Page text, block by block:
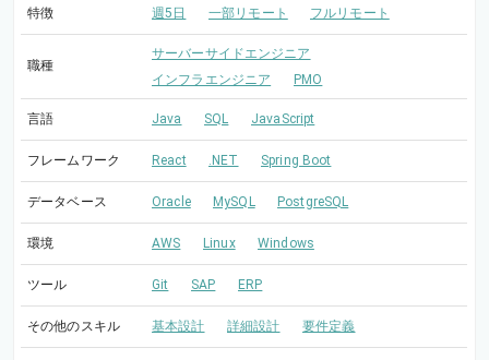
特徴 週5日 一部リモート フルリモート
職種
サーバーサイドエンジニア
インフラエンジニア
PMO
言語 Java SQL JavaScript
フレームワーク React .NET Spring Boot
データベース Oracle MySQL PostgreSQL
環境 AWS Linux Windows
ツール Git SAP ERP
その他のスキル 基本設計 詳細設計 要件定義